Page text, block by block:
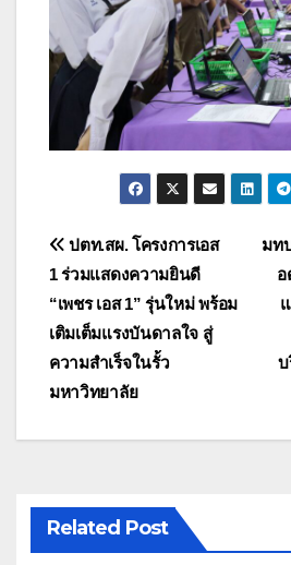
แนะแนว
เรื่อง
มท
อ
บ
ปตท.สผ. โครงการเอส
1 ร่วมแสดงความยินดี
“เพชร เอส 1” รุ่นใหม่ พร้อม
เติมเต็มแรงบันดาลใจ สู่
ความสำเร็จในรั้ว
มหาวิทยาลัย
Related Post